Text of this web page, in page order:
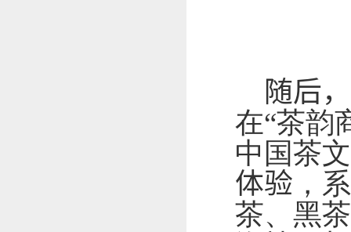
随后
在“茶韵
中国茶
体验 ，
茶、黑